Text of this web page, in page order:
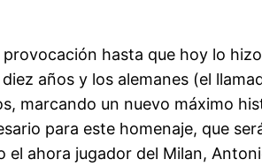
hasta que hoy lo
años y los alemanes (el
marcando un nuevo máximo
para este homenaje, que
ahora jugador del Milan,